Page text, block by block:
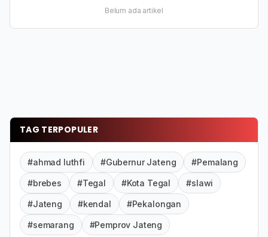
Belum ada artikel
TAG TERPOPULER
#ahmad luthfi #Gubernur Jateng #Pemalang
#brebes #Tegal #Kota Tegal #slawi
#Jateng #kendal #Pekalongan
#semarang #Pemprov Jateng